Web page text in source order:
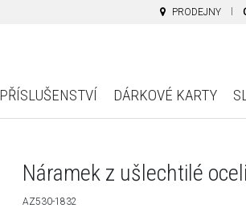
PRODEJNY
PŘÍSLUŠENSTVÍ DÁRKOVÉ KARTY
Náramek z ušlechtilé oceli
AZ530-1832